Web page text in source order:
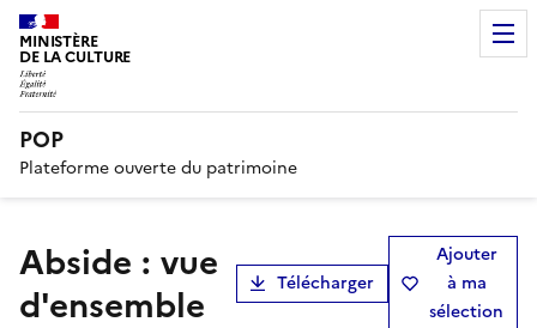
MINISTÈRE
DE LA CULTURE
POP
Plateforme ouverte du patrimoine
Abside : vue
d'ensemble
Télécharger
Ajouter
à ma
sélection